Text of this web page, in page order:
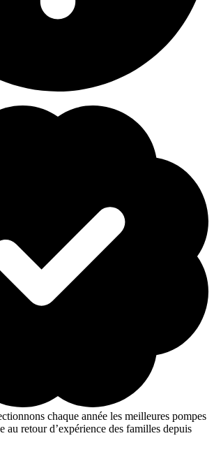
chaque année les meilleures pompes
au retour d’expérience des familles depuis